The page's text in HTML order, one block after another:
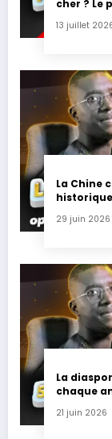
cher ? Le
13 juillet
La Chine
29 juin 2026
La
chaque
21 juin 2026